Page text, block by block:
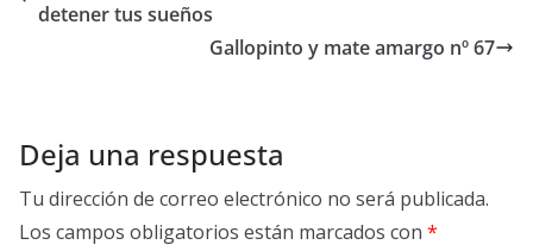
detener tus sueños
Gallopinto y mate amargo nº 67
Deja una respuesta
Tu dirección de correo electrónico no será publicada.
Los campos obligatorios están marcados con *